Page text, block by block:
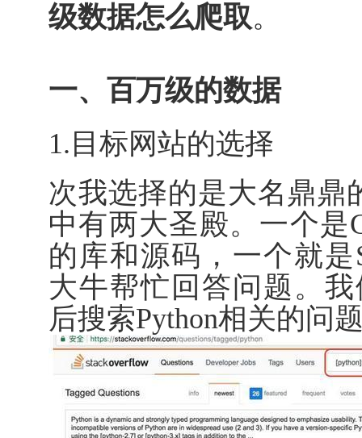
级数据怎么爬取。
一、百万级的数据
1.目标网站的选择
次我选择的是大名鼎鼎
中有两大圣殿。一个是
的库和源码，一个就是
大牛帮忙回答问题。我
后搜索Python相关的问